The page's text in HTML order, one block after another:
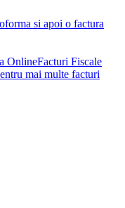
Facturi Fiscale